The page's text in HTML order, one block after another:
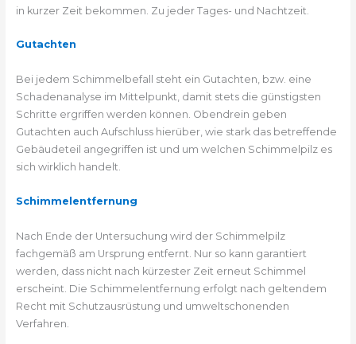
in kurzer Zeit bekommen. Zu jeder Tages- und Nachtzeit.
Gutachten
Bei jedem Schimmelbefall steht ein Gutachten, bzw. eine
Schadenanalyse im Mittelpunkt, damit stets die günstigsten
Schritte ergriffen werden können. Obendrein geben
Gutachten auch Aufschluss hierüber, wie stark das betreffende
Gebäudeteil angegriffen ist und um welchen Schimmelpilz es
sich wirklich handelt.
Schimmelentfernung
Nach Ende der Untersuchung wird der Schimmelpilz
fachgemäß am Ursprung entfernt. Nur so kann garantiert
werden, dass nicht nach kürzester Zeit erneut Schimmel
erscheint. Die Schimmelentfernung erfolgt nach geltendem
Recht mit Schutzausrüstung und umweltschonenden
Verfahren.